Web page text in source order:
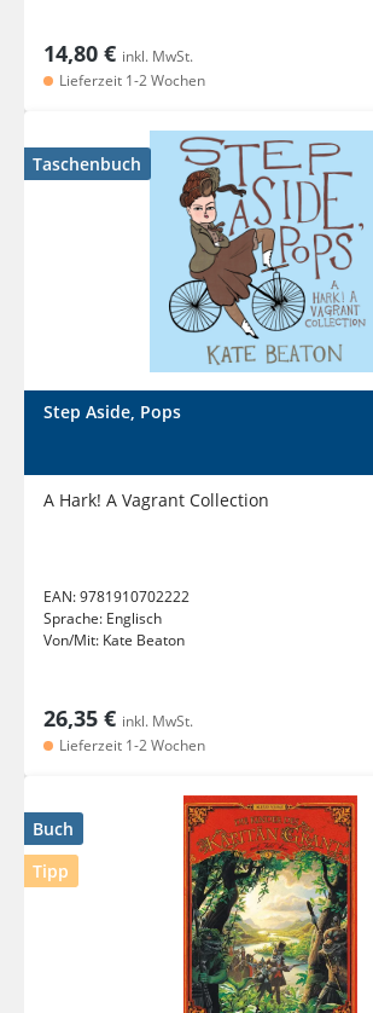
14,80 € inkl. MwSt.
Lieferzeit 1-2 Wochen
Taschenbuch
Step Aside, Pops
A Hark! A Vagrant Collection
EAN:9781910702222
Sprache: Englisch
Von/Mit: Kate Beaton
26,35 € inkl. MwSt.
Lieferzeit 1-2 Wochen
Buch
Tipp